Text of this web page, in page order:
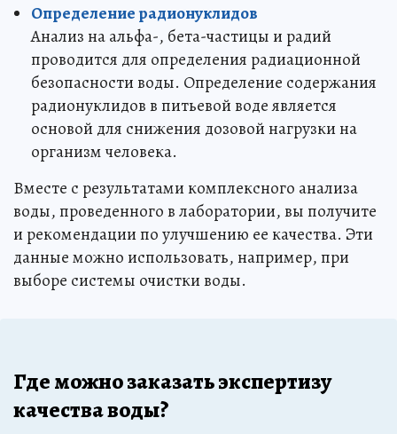
Определение радионуклидов
Анализ на альфа-, бета-частицы и радий
проводится для определения радиационной
безопасности воды. Определение содержания
радионуклидов в питьевой воде является
основой для снижения дозовой нагрузки на
организм человека.
Вместе с результатами комплексного анализа
воды, проведенного в лаборатории, вы получите
и рекомендации по улучшению ее качества. Эти
данные можно использовать, например, при
выборе системы очистки воды.
Где можно заказать экспертизу
качества воды?